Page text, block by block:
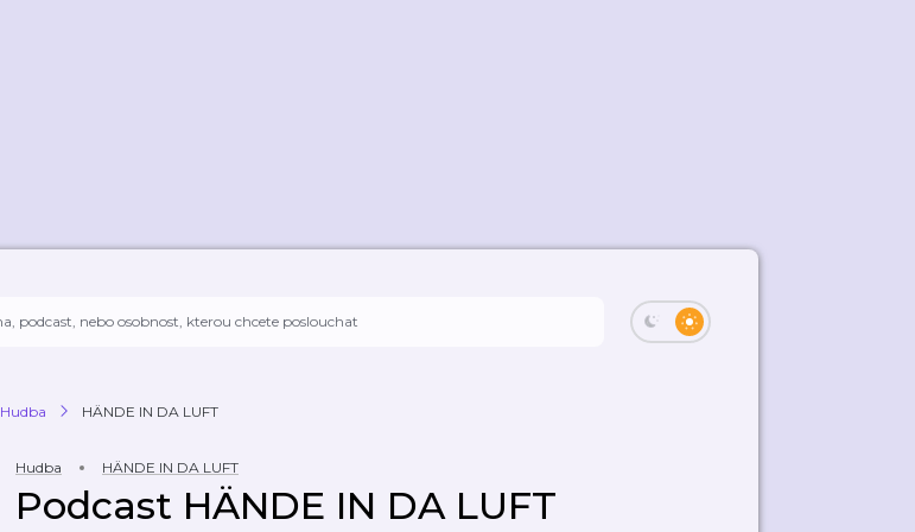
Hudba HÄNDE IN DA LUFT
Hudba HÄNDE IN DA LUFT
Podcast HÄNDE IN DA LUFT